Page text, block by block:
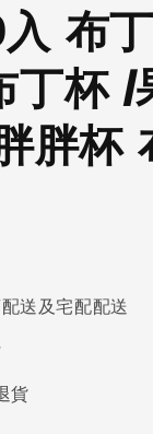
布
丁杯 /
胖杯
送及宅配配送
貨